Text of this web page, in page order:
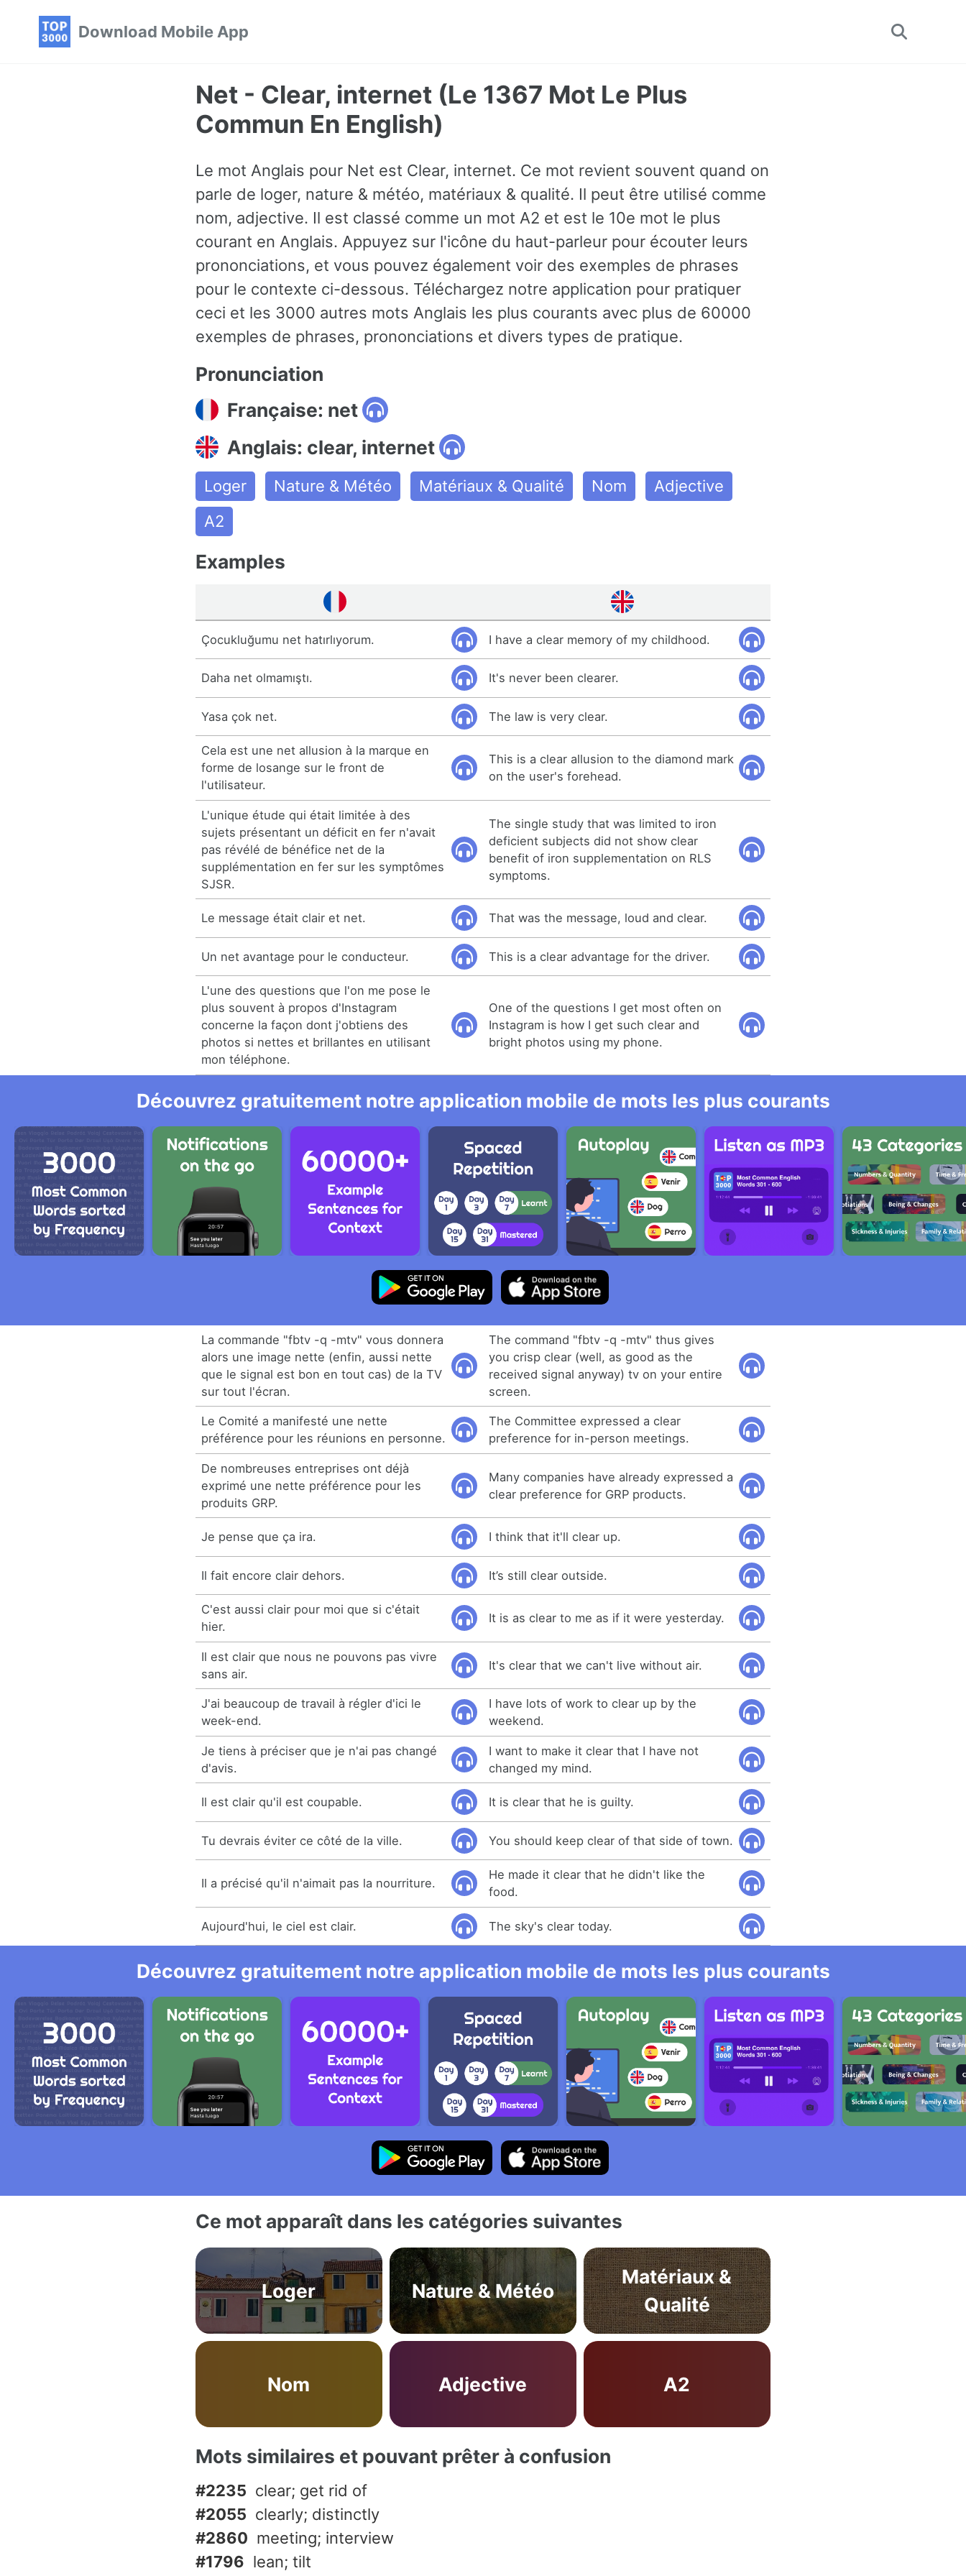
Download Mobile App
Toggle
Net - Clear, internet (Le 1367 Mot Le Plus
Commun En English)
Le mot Anglais pour Net est Clear, internet. Ce mot revient souvent quand on
parle de loger, nature & météo, matériaux & qualité. Il peut être utilisé comme
nom, adjective. Il est classé comme un mot A2 et est le 10e mot le plus
courant en Anglais. Appuyez sur l'icône du haut-parleur pour écouter leurs
prononciations, et vous pouvez également voir des exemples de phrases
pour le contexte ci-dessous. Téléchargez notre application pour pratiquer
ceci et les 3000 autres mots Anglais les plus courants avec plus de 60000
exemples de phrases, prononciations et divers types de pratique.
Pronunciation
Française: net
Anglais: clear, internet
Loger Nature & Météo Matériaux & Qualité Nom
Adjective
A2
Examples
Çocukluğumu net hatırlıyorum. I have a clear memory of my childhood.
Daha net olmamıştı. It's never been clearer.
Yasa çok net. The law is very clear.
Cela est une net allusion à la marque en
forme de losange sur le front de
l'utilisateur.
This is a clear allusion to the diamond mark
on the user's forehead.
L'unique étude qui était limitée à des
sujets présentant un déficit en fer n'avait
pas révélé de bénéfice net de la
supplémentation en fer sur les symptômes
SJSR.
The single study that was limited to iron
deficient subjects did not show clear
benefit of iron supplementation on RLS
symptoms.
Le message était clair et net. That was the message, loud and clear.
Un net avantage pour le conducteur. This is a clear advantage for the driver.
L'une des questions que l'on me pose le
plus souvent à propos d'Instagram
concerne la façon dont j'obtiens des
photos si nettes et brillantes en utilisant
mon téléphone.
One of the questions I get most often on
Instagram is how I get such clear and
bright photos using my phone.
Découvrez gratuitement notre application mobile de mots les plus courants
La commande "fbtv -q -mtv" vous donnera
alors une image nette (enfin, aussi nette
que le signal est bon en tout cas) de la TV
sur tout l'écran.
The command "fbtv -q -mtv" thus gives
you crisp clear (well, as good as the
received signal anyway) tv on your entire
screen.
Le Comité a manifesté une nette
préférence pour les réunions en personne.
The Committee expressed a clear
preference for in-person meetings.
De nombreuses entreprises ont déjà
exprimé une nette préférence pour les
produits GRP.
Many companies have already expressed a
clear preference for GRP products.
Je pense que ça ira. I think that it'll clear up.
Il fait encore clair dehors. It’s still clear outside.
C'est aussi clair pour moi que si c'était
hier.
It is as clear to me as if it were yesterday.
Il est clair que nous ne pouvons pas vivre
sans air.
It's clear that we can't live without air.
J'ai beaucoup de travail à régler d'ici le
week-end.
I have lots of work to clear up by the
weekend.
Je tiens à préciser que je n'ai pas changé
d'avis.
I want to make it clear that I have not
changed my mind.
Il est clair qu'il est coupable. It is clear that he is guilty.
Tu devrais éviter ce côté de la ville. You should keep clear of that side of town.
Il a précisé qu'il n'aimait pas la nourriture.
He made it clear that he didn't like the
food.
Aujourd'hui, le ciel est clair. The sky's clear today.
Découvrez gratuitement notre application mobile de mots les plus courants
Ce mot apparaît dans les catégories suivantes
Loger Nature & Météo
Matériaux &
Qualité
Nom Adjective A2
Mots similaires et pouvant prêter à confusion
#2235 clear; get rid of
#2055 clearly; distinctly
#2860 meeting; interview
#1796 lean; tilt